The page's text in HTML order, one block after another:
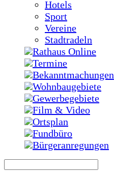
Hotels
Sport
Vereine
Stadtradeln
Rathaus Online
Termine
Bekanntmachungen
Wohnbaugebiete
Gewerbegebiete
Film & Video
Ortsplan
Fundbüro
Bürgeranregungen